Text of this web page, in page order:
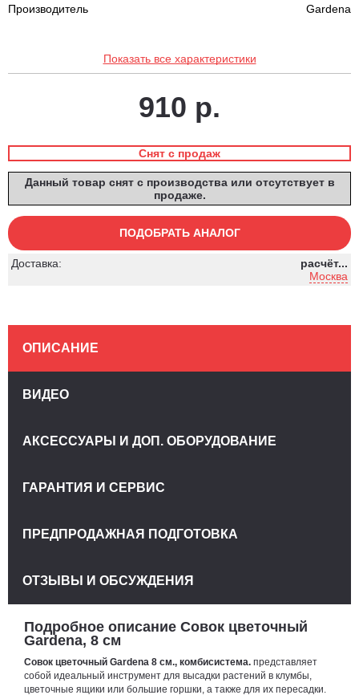
Производитель Gardena
Показать все характеристики
910 р.
Снят с продаж
Данный товар снят с производства или отсутствует в
продаже.
ПОДОБРАТЬ АНАЛОГ
Доставка:
расчёт...
Москва
Подробное описание Совок цветочный
Gardena, 8 см
Совок цветочный Gardena 8 см., комбисистема. представляет
собой идеальный инструмент для высадки растений в клумбы,
цветочные ящики или большие горшки, а также для их пересадки.
ОПИСАНИЕ
ВИДЕО
АКСЕССУАРЫ И ДОП. ОБОРУДОВАНИЕ
ГАРАНТИЯ И СЕРВИС
ПРЕДПРОДАЖНАЯ ПОДГОТОВКА
ОТЗЫВЫ И ОБСУЖДЕНИЯ